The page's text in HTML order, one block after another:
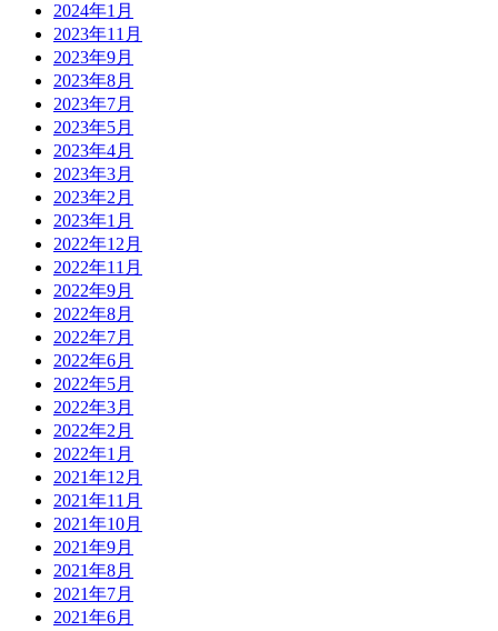
2024年1月
2023年11月
2023年9月
2023年8月
2023年7月
2023年5月
2023年4月
2023年3月
2023年2月
2023年1月
2022年12月
2022年11月
2022年9月
2022年8月
2022年7月
2022年6月
2022年5月
2022年3月
2022年2月
2022年1月
2021年12月
2021年11月
2021年10月
2021年9月
2021年8月
2021年7月
2021年6月